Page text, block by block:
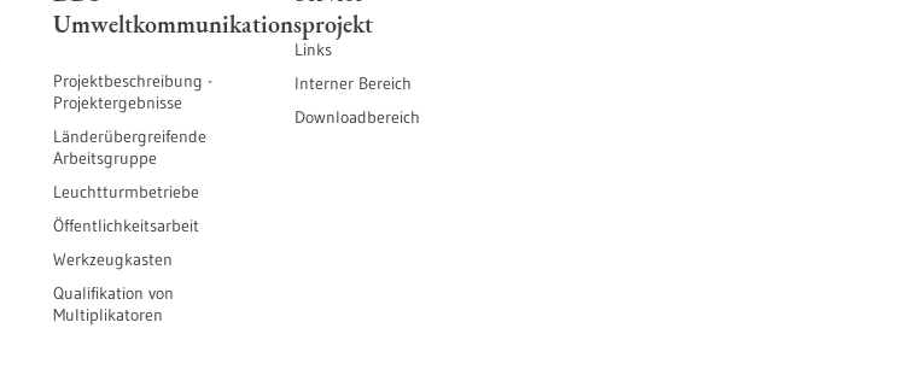
Umweltkommunikationsprojekt
Projektbeschreibung -
Projektergebnisse
Länderübergreifende
Arbeitsgruppe
Leuchtturmbetriebe
Öffentlichkeitsarbeit
Werkzeugkasten
Qualifikation von
Multiplikatoren
Links
Interner Bereich
Downloadbereich